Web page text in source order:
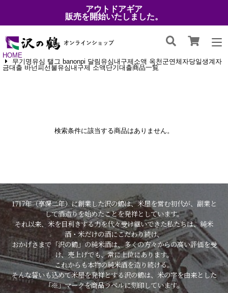
アウトドアギア
販売を開始いたしました。
HOME
무기명유심 탤그 banonpi 달림유심내구제소액 옥천군연체자당일생계자
금대출 바넌피선불유심내구제 소액단기대출商品一覧
検索条件に該当する商品はありません。
1717年（享保二年）に創業した沢の鶴は、米屋を営む初代が、副業と
して酒造りを始めたことを発祥としています。
それ以来、米を目利きする力を代々受け継いできた私たちは、純米
酒・米だけの酒にこだわり続け、
おかげさまで「沢の鶴」の純米酒は、多くの方々からの高い評価を受
け、売上げでも、常に上位にあります。
これからも本物の純米酒を造り続ける。
そんな誓いも込めて米屋を発祥とする沢の鶴は、米の字を由来とした
「※」マークを商品ラベルに刻印しています。